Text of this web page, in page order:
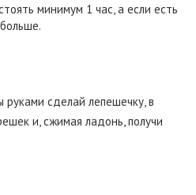
минимум 1 час, а если есть
сделай лепешечку, в
и, сжимая ладонь, получи